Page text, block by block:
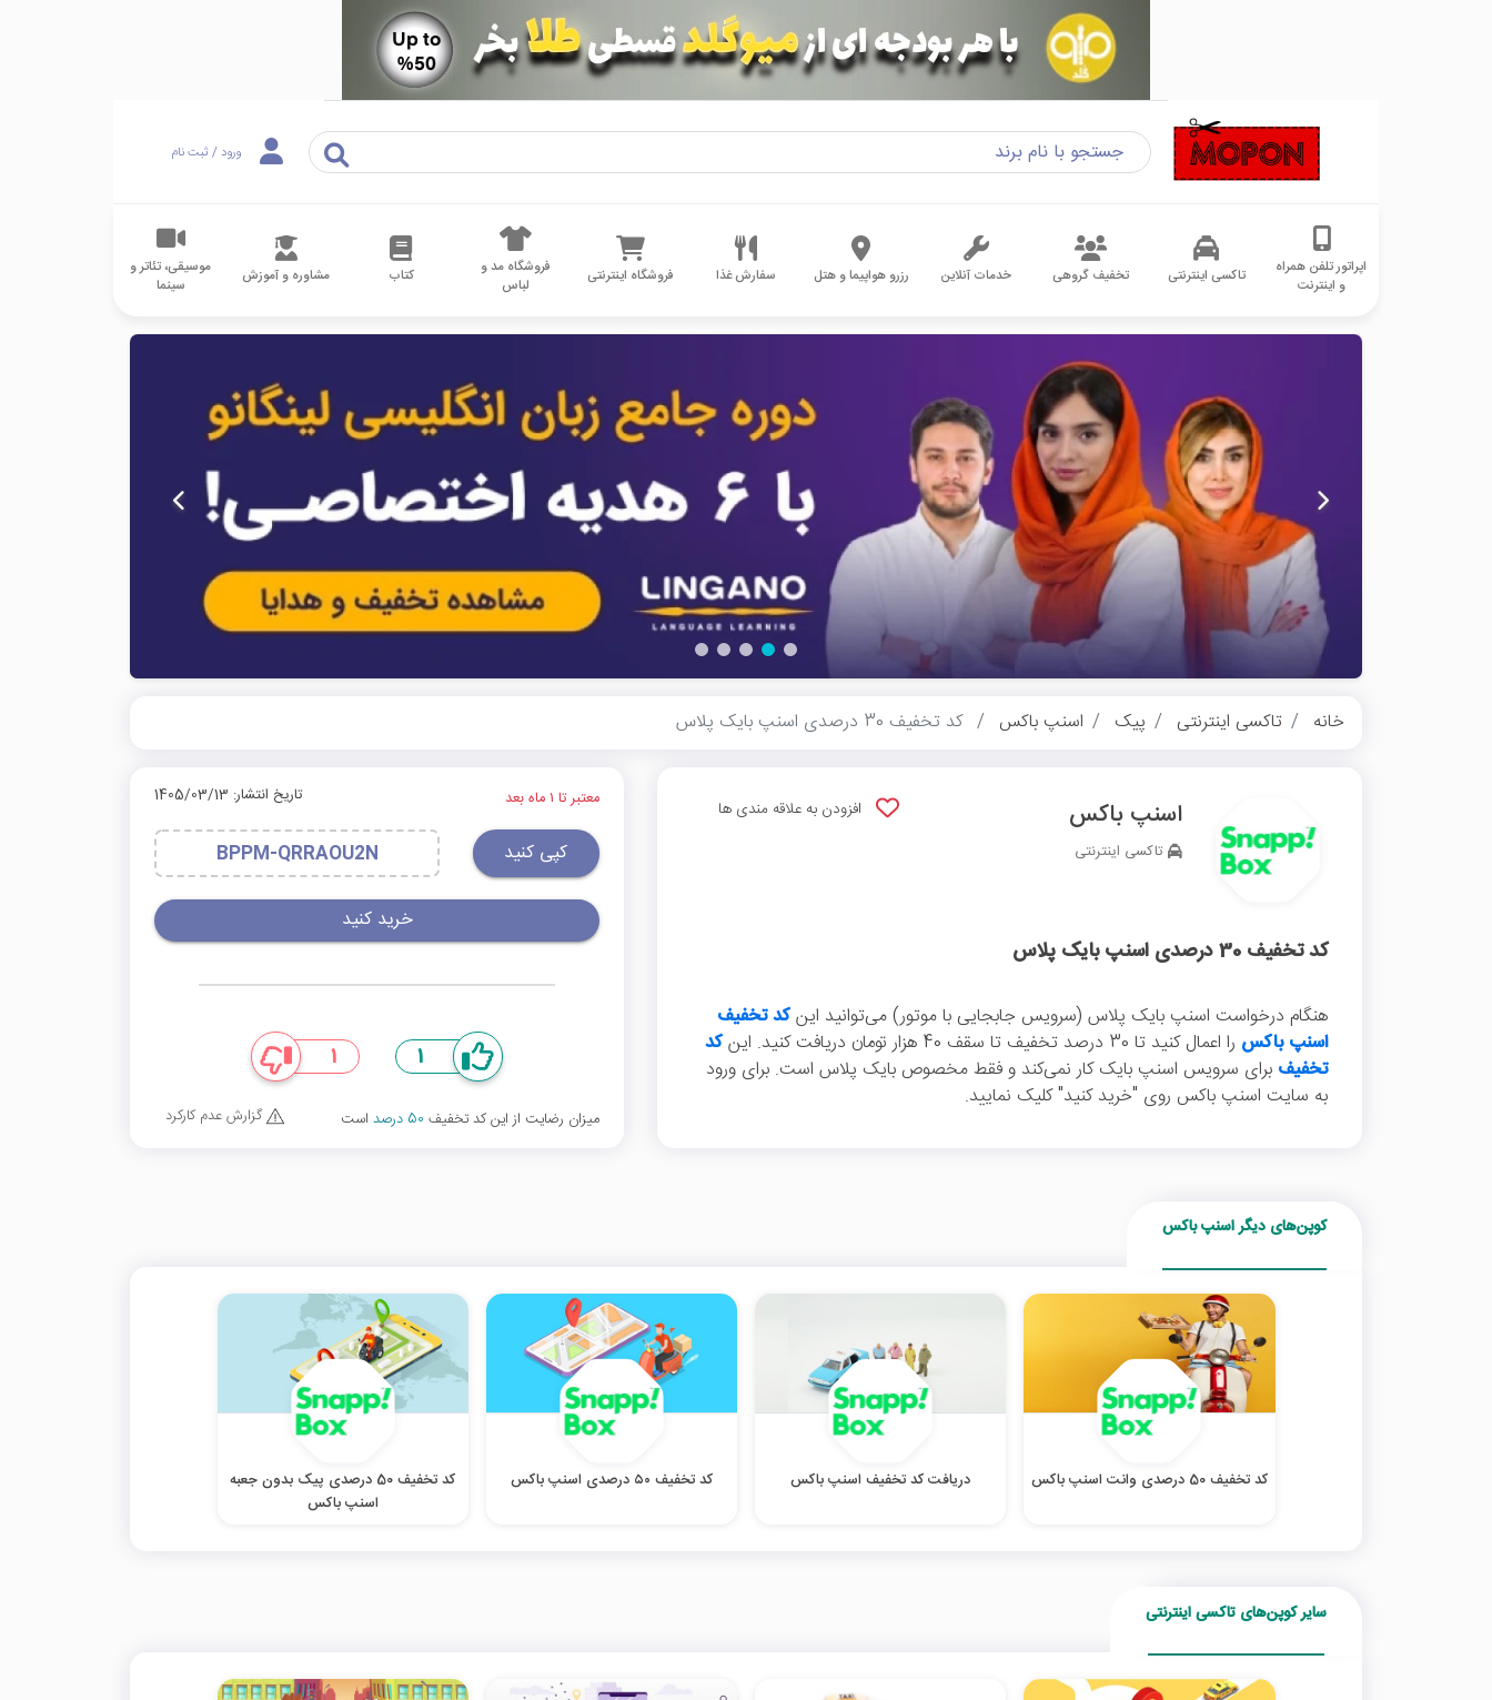
ورود / ثبت نام
اپراتور تلفن همراه
و اینترنت
تاکسی اینترنتی تخفیف گروهی خدمات آنلاین رزرو هواپیما و هتل سفارش غذا فروشگاه اینترنتی
فروشگاه مد و
لباس
کتاب مشاوره و آموزش
موسیقی، تئاتر و
سینما
خانه تاکسی اینترنتی پیک اسنپ باکس کد تخفیف 30 درصدی اسنپ بایک پلاس
اسنپ باکس
تاکسی اینترنتی
افزودن به علاقه مندی ها
کد تخفیف 30 درصدی اسنپ بایک پلاس
هنگام درخواست اسنپ بایک پلاس (سرویس جابجایی با موتور) می‌توانید اینکد تخفیف
اسنپ باکس را اعمال کنید تا 30 درصد تخفیف تا سقف 40 هزار تومان دریافت کنید. این
کد
تخفیف برای سرویس اسنپ بایک کار نمی‌کند و فقط مخصوص بایک پلاس است. برای ورود
به سایت اسنپ باکس روی "خرید کنید" کلیک نمایید.
معتبر تا ۱ ماه بعد تاریخ انتشار: 1405/03/13
کپی کنید BPPM-QRRAOU2N
خرید کنید
1
1
میزان رضایت از این کد تخفیف 50 درصد است گزارش عدم کارکرد
کوپن‌های دیگر اسنپ باکس
کد تخفیف 50 درصدی وانت اسنپ باکس دریافت کد تخفیف اسنپ باکس کد تخفیف ۵۰ درصدی اسنپ باکس
کد تخفیف 50 درصدی پیک بدون جعبه
اسنپ باکس
سایر کوپن‌های تاکسی اینترنتی